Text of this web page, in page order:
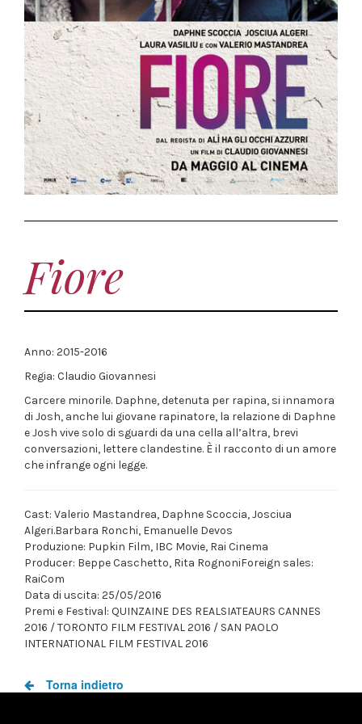
Fiore
Anno: 2015-2016
Regia: Claudio Giovannesi
Carcere minorile. Daphne, detenuta per rapina, si innamora
di Josh, anche lui giovane rapinatore, la relazione di Daphne
e Josh vive solo di sguardi da una cella all’altra, brevi
conversazioni, lettere clandestine. È il racconto di un amore
che infrange ogni legge.
Cast: Valerio Mastandrea, Daphne Scoccia, Josciua
Algeri.Barbara Ronchi, Emanuelle Devos
Produzione: Pupkin Film, IBC Movie, Rai Cinema
Producer: Beppe Caschetto, Rita RognoniForeign sales:
RaiCom
Data di uscita: 25/05/2016
Premi e Festival: QUINZAINE DES REALSIATEAURS CANNES
2016 / TORONTO FILM FESTIVAL 2016 / SAN PAOLO
INTERNATIONAL FILM FESTIVAL 2016
Torna indietro